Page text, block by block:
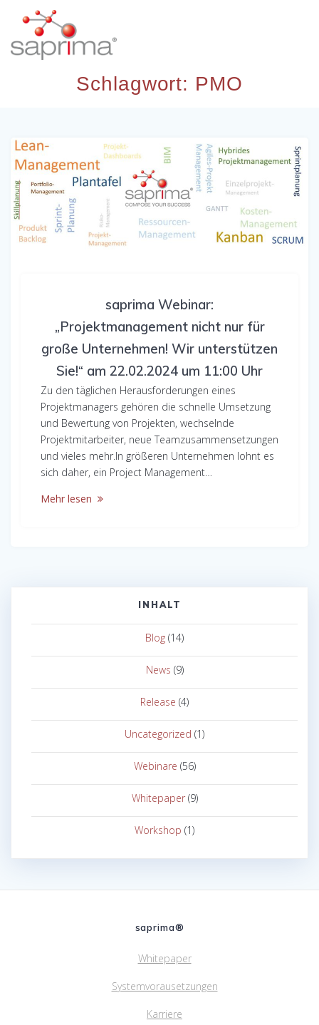
Schlagwort: PMO
saprima Webinar:
„Projektmanagement nicht nur für
große Unternehmen! Wir unterstützen
Sie!“ am 22.02.2024 um 11:00 Uhr
Zu den täglichen Herausforderungen eines
Projektmanagers gehören die schnelle Umsetzung
und Bewertung von Projekten, wechselnde
Projektmitarbeiter, neue Teamzusammensetzungen
und vieles mehr.In größeren Unternehmen lohnt es
sich daher, ein Project Management…
Mehr lesen
INHALT
Blog (14)
News (9)
Release (4)
Uncategorized (1)
Webinare (56)
Whitepaper(9)
Workshop (1)
saprima®
Whitepaper
Systemvorausetzungen
Karriere